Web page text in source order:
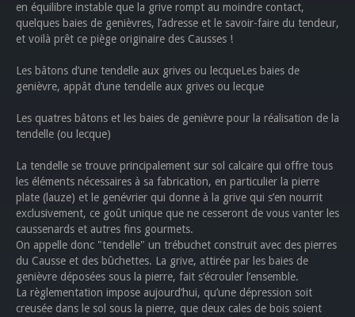
en équilibre instable que la grive rompt au moindre contact,
quelques baies de genièvres, l’adresse et le savoir-faire du tendeur,
et voilà prêt ce piège originaire des Causses !
Les bâtons d’une tendelle aux grives ou lecqueLes baies de
genièvre, appât d’une tendelle aux grives ou lecque
Les quatres bâtons et les baies de genièvre pour la réalisation de la
tendelle (ou lecque)
La tendelle se trouve principalement sur sol calcaire qui offre tous
les éléments nécessaires à sa fabrication, en particulier la pierre
plate (lauze) et le genévrier qui donne à la grive qui s’en nourrit
exclusivement, ce goût unique que ne cesseront de vous vanter les
caussenards et autres fins gourmets.
On appelle donc "tendelle" un trébuchet construit avec des pierres
du Causse et des bûchettes. La grive, attirée par les baies de
genièvre déposées sous la pierre, fait s’écrouler l’ensemble.
La règlementation impose aujourd’hui, qu’une dépression soit
creusée dans le sol sous la pierre, que deux cales de bois soient